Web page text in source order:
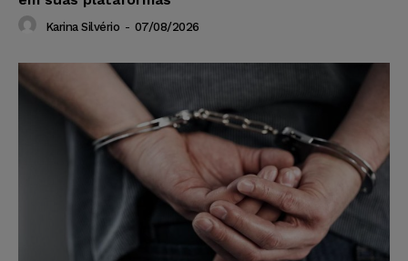
Karina Silvério - 07/08/2026